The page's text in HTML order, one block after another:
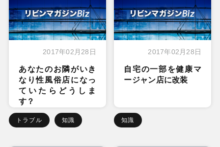
2017年02月28日
あなたのお隣がいき
なり性風俗店になっ
ていたらどうしま
す？
トラブル 知識
2017年02月28日
自宅の一部を健康マ
ージャン店に改装
知識